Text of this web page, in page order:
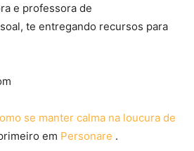
e professora de
te entregando recursos para
se manter calma na loucura de
em Personare .